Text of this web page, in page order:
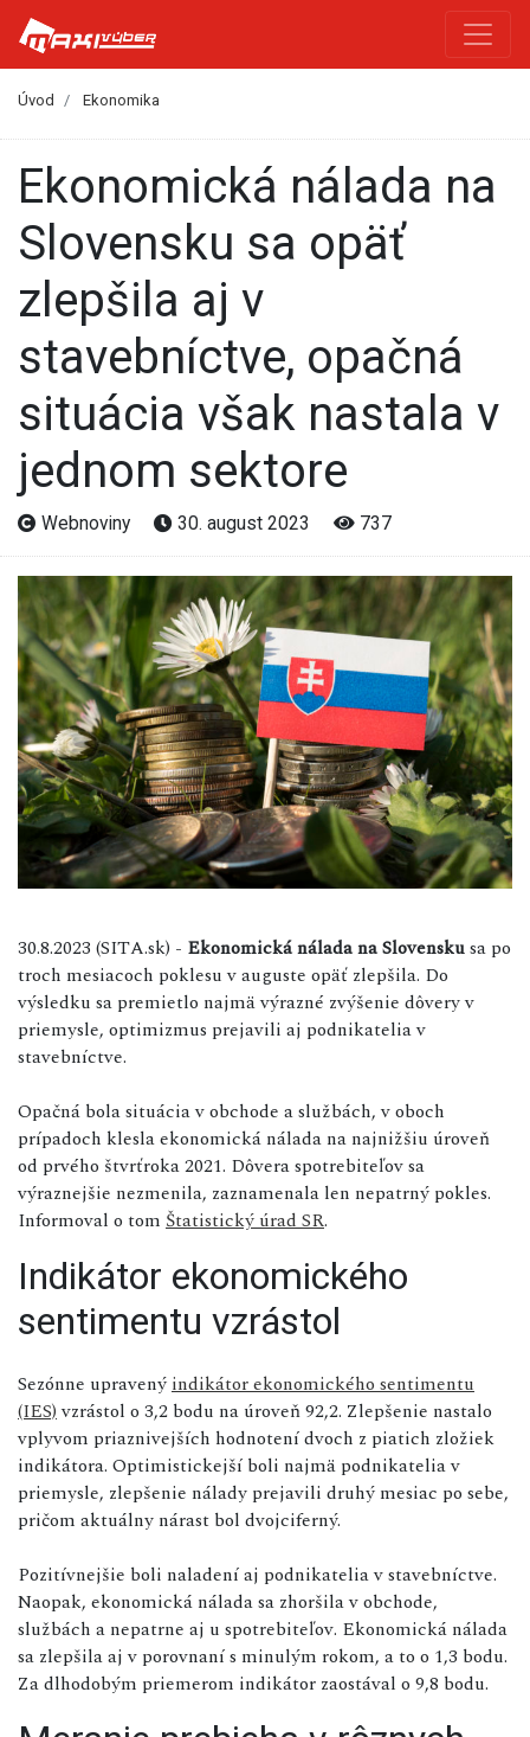
Úvod Ekonomika
Ekonomická nálada na
Slovensku sa opäť
zlepšila aj v
stavebníctve, opačná
situácia však nastala v
jednom sektore
Webnoviny 30. august 2023 737
30.8.2023 (SITA.sk) - Ekonomická nálada na Slovenskusa po
troch mesiacoch poklesu v auguste opäť zlepšila. Do
výsledku sa premietlo najmä výrazné zvýšenie dôvery v
priemysle, optimizmus prejavili aj podnikatelia v
stavebníctve.
Opačná bola situácia v obchode a službách, v oboch
prípadoch klesla ekonomická nálada na najnižšiu úroveň
od prvého štvrťroka 2021. Dôvera spotrebiteľov sa
výraznejšie nezmenila, zaznamenala len nepatrný pokles.
Informoval o tom Štatistický úrad SR.
Indikátor ekonomického
sentimentu vzrástol
Sezónne upravenýindikátor ekonomického sentimentu
(IES)vzrástol o 3,2 bodu na úroveň 92,2. Zlepšenie nastalo
vplyvom priaznivejších hodnotení dvoch z piatich zložiek
indikátora. Optimistickejší boli najmä podnikatelia v
priemysle, zlepšenie nálady prejavili druhý mesiac po sebe,
pričom aktuálny nárast bol dvojciferný.
Pozitívnejšie boli naladení aj podnikatelia v stavebníctve.
Naopak, ekonomická nálada sa zhoršila v obchode,
službách a nepatrne aj u spotrebiteľov. Ekonomická nálada
sa zlepšila aj v porovnaní s minulým rokom, a to o 1,3 bodu.
Za dlhodobým priemerom indikátor zaostával o 9,8 bodu.